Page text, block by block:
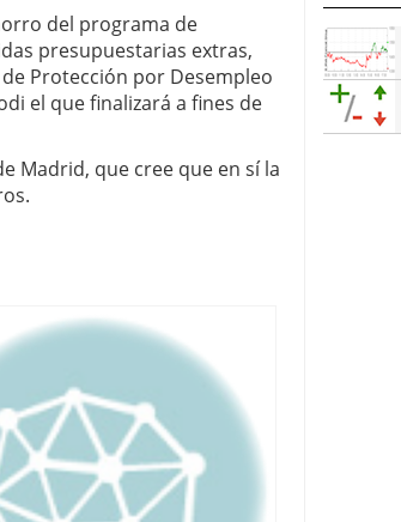
del programa de
presupuestarias extras,
Protección por Desempleo
el que finalizará a fines de
Madrid, que cree que en sí la